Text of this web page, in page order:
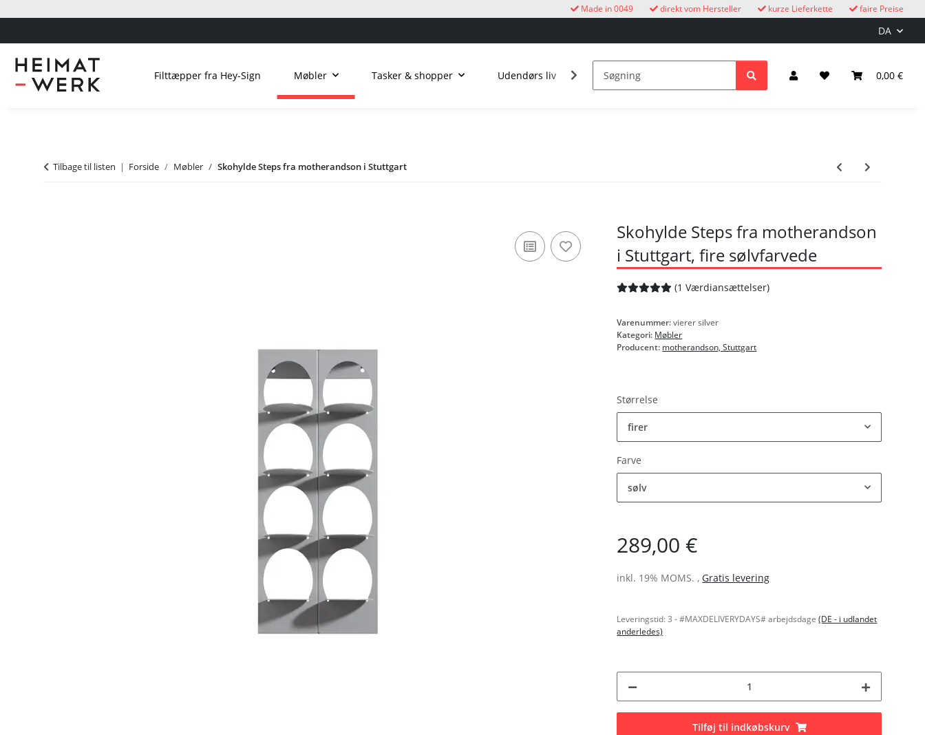
faire Preise
kurze Lieferkette
direkt vom Hersteller
Made in 0049
DA
0,00 €
Filttæpper fra Hey-Sign Møbler Tasker & shopper Udendørs liv Kukure Lys & elektricitet
Tilbage til listen Forside Møbler Skohylde Steps fra motherandson i Stuttgart
Skohylde Steps fra motherandson
i Stuttgart, fire sølvfarvede
(1 Værdiansættelser)
Varenummer:vierer silver
Kategori: Møbler
Producent: motherandson, Stuttgart
Størrelse
firer
Farve
sølv
289,00 €
inkl. 19% MOMS. ,Gratis levering
Leveringstid:3 - #MAXDELIVERYDAYS# arbejdsdage(DE - i udlandet
anderledes)
Tilføj til indkøbskurv